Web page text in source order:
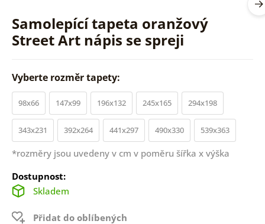
Samolepící tapeta oranžový
Street Art nápis se spreji
Vyberte rozměr tapety:
98x66 147x99 196x132 245x165 294x198
343x231 392x264 441x297 490x330 539x363
*rozměry jsou uvedeny v cm v poměru šířka x výška
Dostupnost:
Skladem
Přidat do oblíbených